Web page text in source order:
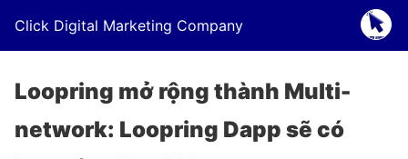
Click Digital Marketing Company
Loopring mở rộng thành Multi-
network: Loopring Dapp sẽ có